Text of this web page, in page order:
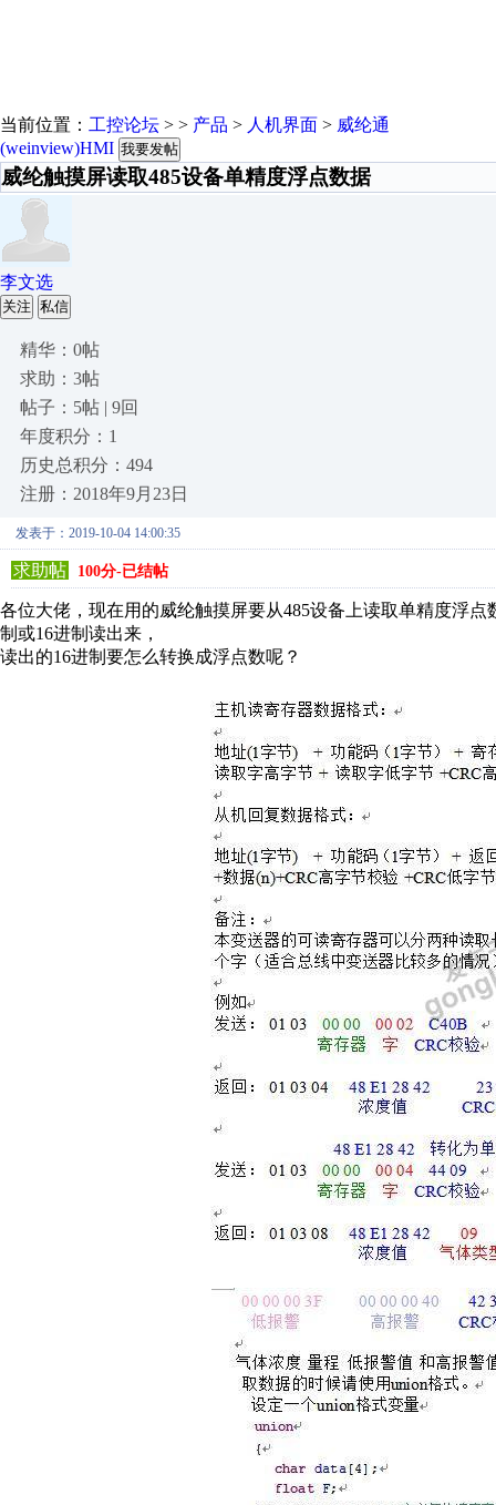
当前位置： 工控论坛 > > 产品 > 人机界面 > 威纶通
(weinview)HMI 我要发帖
威纶触摸屏读取485设备单精度浮点数据
李文选
关注 私信
精华：0帖
求助：3帖
帖子：5帖 | 9回
年度积分：1
历史总积分：494
注册：2018年9月23日
发表于：2019-10-04 14:00:35
求助帖 100分-已结帖
各位大佬，现在用的威纶触摸屏要从485设备上读取单精度浮
制或16进制读出来，
读出的16进制要怎么转换成浮点数呢？